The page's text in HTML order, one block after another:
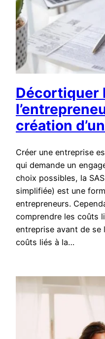
Décortiquer
création
Créer une entreprise
qui demande un
choix possibles, la
simplifiée) est une
entrepreneurs.
comprendre les coûts
entreprise avant de se
coûts liés à la…